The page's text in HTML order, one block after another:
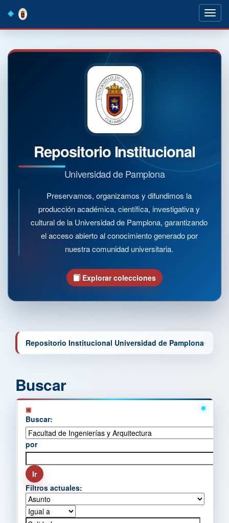
navigation
Repositorio Institucional
Universidad de Pamplona
Preservamos, organizamos y difundimos la
producción académica, científica, investigativa y
cultural de la Universidad de Pamplona, garantizando
el acceso abierto al conocimiento generado por
nuestra comunidad universitaria.
Explorar colecciones
Repositorio Institucional Universidad de Pamplona
Buscar
Buscar:
por
Filtros actuales: